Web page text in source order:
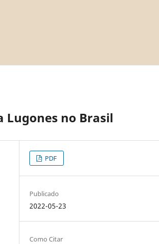
Lugones no Brasil
PDF
Publicado
2022-05-23
Como Citar